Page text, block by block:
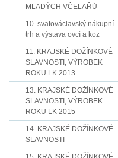
MLADÝCH VČELAŘŮ
10. svatováclavský nákupní
trh a výstava ovcí a koz
11. KRAJSKÉ DOŽÍNKOVÉ
SLAVNOSTI, VÝROBEK
ROKU LK 2013
13. KRAJSKÉ DOŽÍNKOVÉ
SLAVNOSTI, VÝROBEK
ROKU LK 2015
14. KRAJSKÉ DOŽÍNKOVÉ
SLAVNOSTI